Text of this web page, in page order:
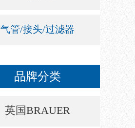
气管/接头/过滤器
品牌分类
英国BRAUER